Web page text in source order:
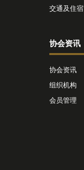
交通及住宿
协会资讯
协会资讯
组织机构
会员管理